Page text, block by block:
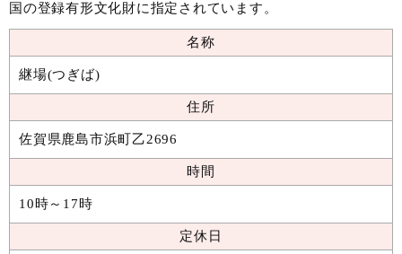
国の登録有形文化財に指定されています。
名称
継場(つぎば)
住所
佐賀県鹿島市浜町乙2696
時間
10時～17時
定休日